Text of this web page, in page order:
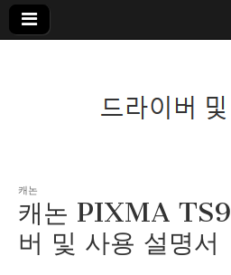
드라이버
얼
캐논
캐논 PIXMA
버 및 사용 설명서